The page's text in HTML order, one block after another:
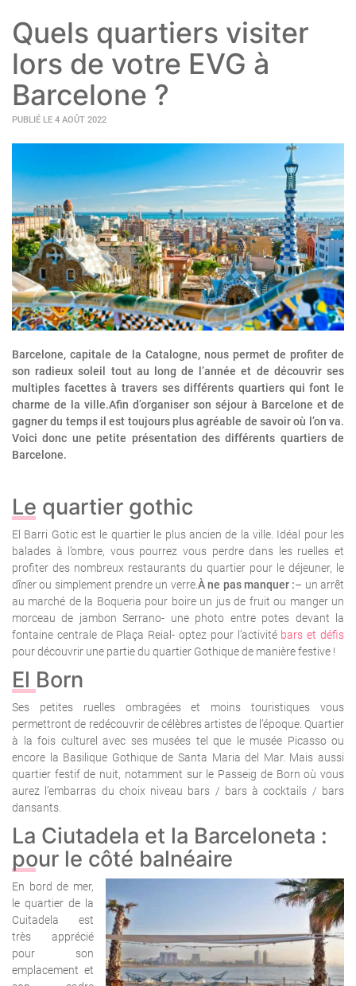
Quels quartiers visiter
lors de votre EVG à
Barcelone ?
PUBLIÉ LE 4 AOÛT 2022
Barcelone, capitale de la Catalogne, nous permet de profiter de
son radieux soleil tout au long de l’année et de découvrir ses
multiples facettes à travers ses différents quartiers qui font le
charme de la ville.Afin d’organiser son séjour à Barcelone et de
gagner du temps il est toujours plus agréable de savoir où l’on va.
Voici donc une petite présentation des différents quartiers de
Barcelone.
Le quartier gothic
El Barri Gotic est le quartier le plus ancien de la ville. Idéal pour les
balades à l’ombre, vous pourrez vous perdre dans les ruelles et
profiter des nombreux restaurants du quartier pour le déjeuner, le
dîner ou simplement prendre un verre.À ne pas manquer :– un arrêt
au marché de la Boqueria pour boire un jus de fruit ou manger un
morceau de jambon Serrano- une photo entre potes devant la
fontaine centrale de Plaça Reial- optez pour l’activité bars et défis
pour découvrir une partie du quartier Gothique de manière festive !
El Born
Ses petites ruelles ombragées et moins touristiques vous
permettront de redécouvrir de célèbres artistes de l’époque. Quartier
à la fois culturel avec ses musées tel que le musée Picasso ou
encore la Basilique Gothique de Santa Maria del Mar. Mais aussi
quartier festif de nuit, notamment sur le Passeig de Born où vous
aurez l’embarras du choix niveau bars / bars à cocktails / bars
dansants.
La Ciutadela et la Barceloneta :
pour le côté balnéaire
En bord de mer,
le quartier de la
Cuitadela est
très apprécié
pour son
emplacement et